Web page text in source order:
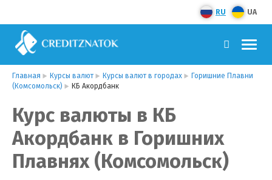
RU UA
Главная Курсы валют Курсы валют в городах
Горишние Плавни
(Комсомольск)
КБ Акордбанк
Курс валюты в КБ
Акордбанк в Горишних
Плавнях (Комсомольск)